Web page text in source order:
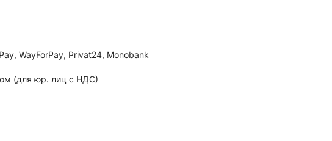
WayForPay, Privat24, Monobank
(для юр. лиц с НДС)